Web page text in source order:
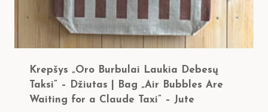
Krepšys „Oro Burbulai Laukia Debesų
Taksi” – Džiutas | Bag „Air Bubbles Are
Waiting for a Claude Taxi” – Jute